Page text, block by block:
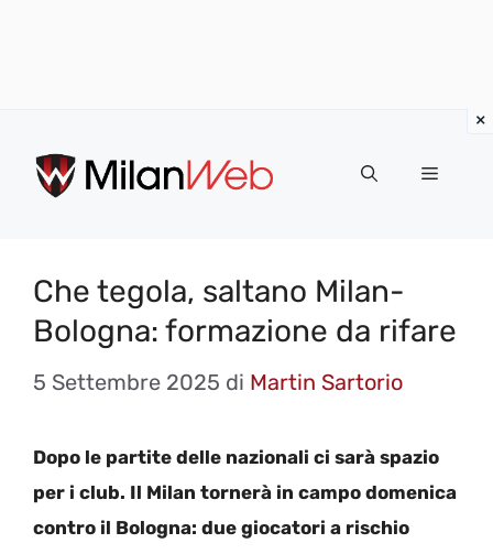
contenuto
MENU
Che tegola, saltano Milan-
Bologna: formazione da rifare
5 Settembre 2025 di Martin Sartorio
Dopo le partite delle nazionali ci sarà spazio
per i club. Il Milan tornerà in campo domenica
contro il Bologna: due giocatori a rischio